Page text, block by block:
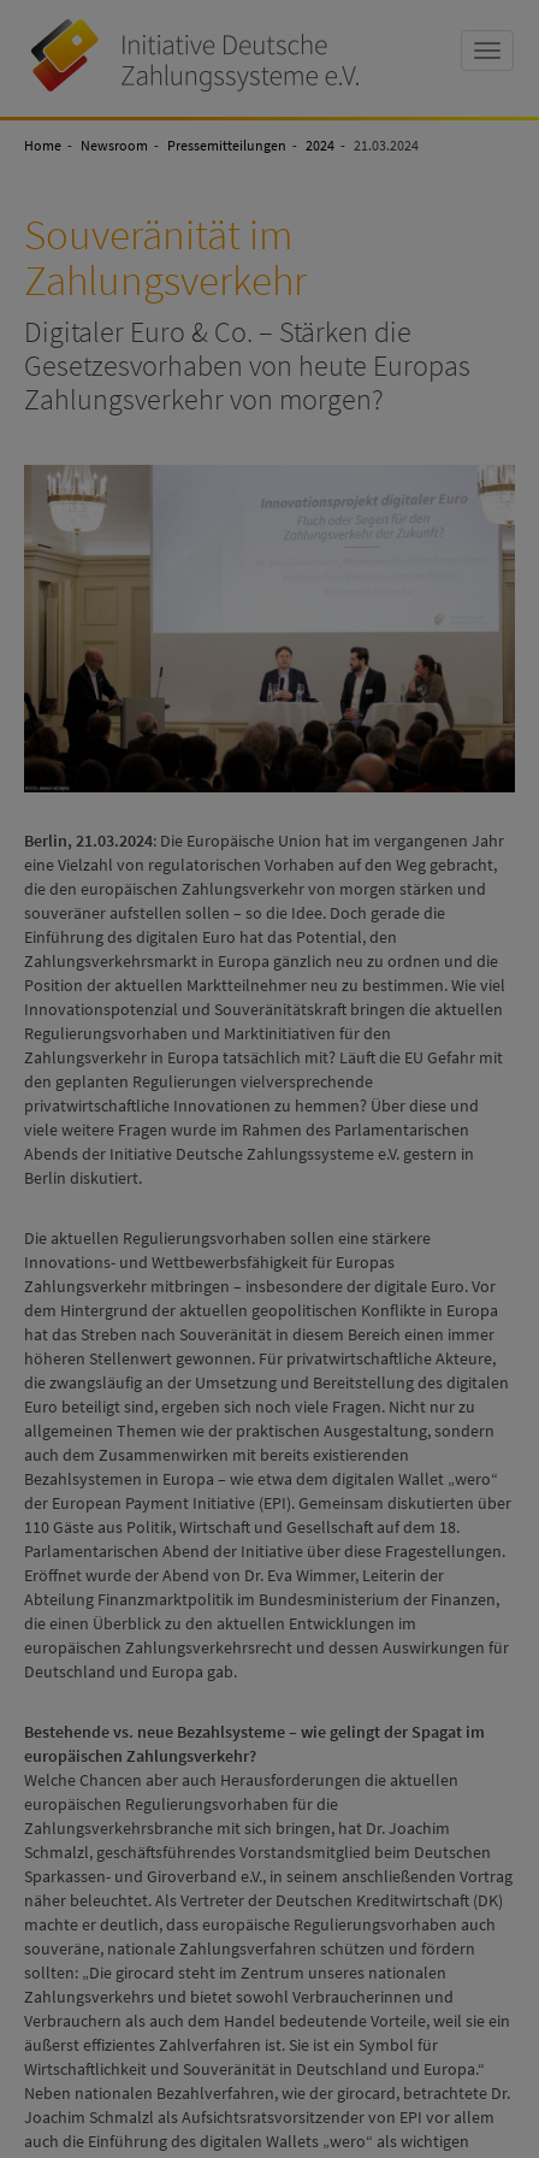
Toggle
Deutsche
Zahlungssysteme
Home Newsroom Pressemitteilungen 2024 21.03.2024
Souveränität im
Zahlungsverkehr
Digitaler Euro & Co. – Stärken die
Gesetzesvorhaben von heute Europas
Zahlungsverkehr von morgen?
Berlin, 21.03.2024: Die Europäische Union hat im vergangenen Jahr
eine Vielzahl von regulatorischen Vorhaben auf den Weg gebracht,
die den europäischen Zahlungsverkehr von morgen stärken und
souveräner aufstellen sollen – so die Idee. Doch gerade die
Einführung des digitalen Euro hat das Potential, den
Zahlungsverkehrsmarkt in Europa gänzlich neu zu ordnen und die
Position der aktuellen Marktteilnehmer neu zu bestimmen. Wie viel
Innovationspotenzial und Souveränitätskraft bringen die aktuellen
Regulierungsvorhaben und Marktinitiativen für den
Zahlungsverkehr in Europa tatsächlich mit? Läuft die EU Gefahr mit
den geplanten Regulierungen vielversprechende
privatwirtschaftliche Innovationen zu hemmen? Über diese und
viele weitere Fragen wurde im Rahmen des Parlamentarischen
Abends der Initiative Deutsche Zahlungssysteme e.V. gestern in
Berlin diskutiert.
Die aktuellen Regulierungsvorhaben sollen eine stärkere
Innovations- und Wettbewerbsfähigkeit für Europas
Zahlungsverkehr mitbringen – insbesondere der digitale Euro. Vor
dem Hintergrund der aktuellen geopolitischen Konflikte in Europa
hat das Streben nach Souveränität in diesem Bereich einen immer
höheren Stellenwert gewonnen. Für privatwirtschaftliche Akteure,
die zwangsläufig an der Umsetzung und Bereitstellung des digitalen
Euro beteiligt sind, ergeben sich noch viele Fragen. Nicht nur zu
allgemeinen Themen wie der praktischen Ausgestaltung, sondern
auch dem Zusammenwirken mit bereits existierenden
Bezahlsystemen in Europa – wie etwa dem digitalen Wallet „wero“
der European Payment Initiative (EPI). Gemeinsam diskutierten über
110 Gäste aus Politik, Wirtschaft und Gesellschaft auf dem 18.
Parlamentarischen Abend der Initiative über diese Fragestellungen.
Eröffnet wurde der Abend von Dr. Eva Wimmer, Leiterin der
Abteilung Finanzmarktpolitik im Bundesministerium der Finanzen,
die einen Überblick zu den aktuellen Entwicklungen im
europäischen Zahlungsverkehrsrecht und dessen Auswirkungen für
Deutschland und Europa gab.
Bestehende vs. neue Bezahlsysteme – wie gelingt der Spagat im
europäischen Zahlungsverkehr?
Welche Chancen aber auch Herausforderungen die aktuellen
europäischen Regulierungsvorhaben für die
Zahlungsverkehrsbranche mit sich bringen, hat Dr. Joachim
Schmalzl, geschäftsführendes Vorstandsmitglied beim Deutschen
Sparkassen- und Giroverband e.V., in seinem anschließenden Vortrag
näher beleuchtet. Als Vertreter der Deutschen Kreditwirtschaft (DK)
machte er deutlich, dass europäische Regulierungsvorhaben auch
souveräne, nationale Zahlungsverfahren schützen und fördern
sollten: „Die girocard steht im Zentrum unseres nationalen
Zahlungsverkehrs und bietet sowohl Verbraucherinnen und
Verbrauchern als auch dem Handel bedeutende Vorteile, weil sie ein
äußerst effizientes Zahlverfahren ist. Sie ist ein Symbol für
Wirtschaftlichkeit und Souveränität in Deutschland und Europa.“
Neben nationalen Bezahlverfahren, wie der girocard, betrachtete Dr.
Joachim Schmalzl als Aufsichtsratsvorsitzender von EPI vor allem
auch die Einführung des digitalen Wallets „wero“ als wichtigen